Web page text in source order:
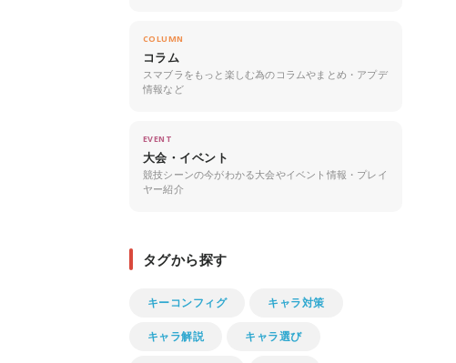
COLUMN
コラム
スマブラをもっと楽しむ為のコラムやまとめ・アプデ
情報など
EVENT
大会・イベント
競技シーンの今がわかる大会やイベント情報・プレイ
ヤー紹介
タグから探す
キーコンフィグ キャラ対策
キャラ解説 キャラ選び